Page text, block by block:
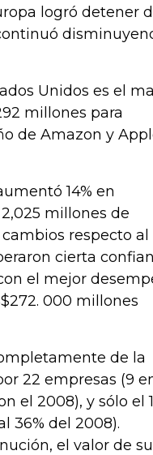
logró detener
Unidos es el
millones para
de Amazon y
14% en
millones de
respecto al
cierta
el mejor
000 millones
de la
22 empresas (9
el 2008), y sólo el
36% del 2008).
el valor de